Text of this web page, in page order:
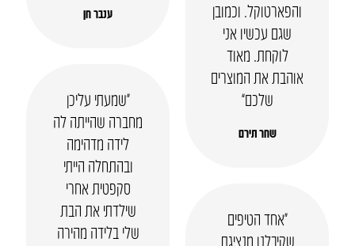
ענבר חן
והפארטוקל. וכמובן
שגם עכשיו אני
לוקחת. מאוד
אוהבת את המוצרים
שלכם”
שחר תירם
“שמעתי עליכן
מחברה שהייתה לה
לידה מדהימה
ובהתחלה הייתי
סקפטית אחרי
שילדתי את הבת
שלי בלידה מהירה
“אחד הטיפים
שקיבלנו מנציגת